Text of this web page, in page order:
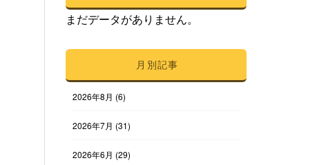
まだデータがありません。
月別記事
2026年8月 (6)
2026年7月 (31)
2026年6月 (29)